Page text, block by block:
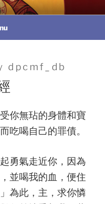
委員會
dpcmf_db
你無玷的身體和寶
吃喝自己的罪債。
勇氣走近你，因為
並喝我的血，便住
為此，主，求你憐